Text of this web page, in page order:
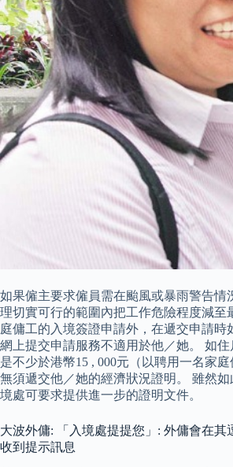
如果僱主要求僱員需在颱風或暴雨警告情
理切實可行的範圍內把工作危險程度減至
庭傭工的入境簽證申請外，在遞交申請時
網上提交申請服務不適用於他／她。 如
是不少於港幣15 , 000元（以聘用一名家
無須遞交他／她的經濟狀況證明。 雖然
境處可要求提供進一步的證明文件。
大波外傭: 「入境處提提您」: 外傭會在其
收到提示訊息